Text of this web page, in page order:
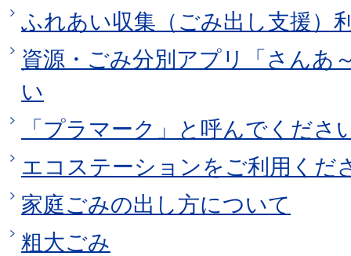
ふれあい収集（ごみ出し支援）
資源・ごみ分別アプリ「さんあ
い
「プラマーク」と呼んでくださ
エコステーションをご利用くだ
家庭ごみの出し方について
粗大ごみ